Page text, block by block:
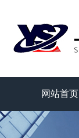
网站首页